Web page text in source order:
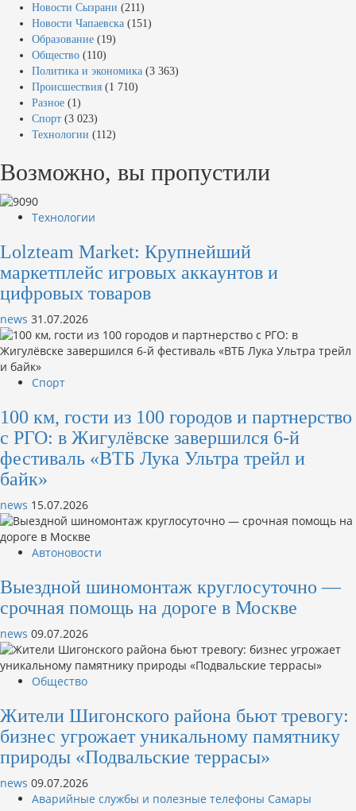
Новости Сызрани (211)
Новости Чапаевска (151)
Образование (19)
Общество (110)
Политика и экономика (3 363)
Происшествия (1 710)
Разное (1)
Спорт (3 023)
Технологии (112)
Возможно, вы пропустили
Технологии
Lolzteam Market: Крупнейший
маркетплейс игровых аккаунтов и
цифровых товаров
news 31.07.2026
Спорт
100 км, гости из 100 городов и партнерство
с РГО: в Жигулёвске завершился 6-й
фестиваль «ВТБ Лука Ультра трейл и
байк»
news 15.07.2026
Автоновости
Выездной шиномонтаж круглосуточно —
срочная помощь на дороге в Москве
news 09.07.2026
Общество
Жители Шигонского района бьют тревогу:
бизнес угрожает уникальному памятнику
природы «Подвальские террасы»
news 09.07.2026
Аварийные службы и полезные телефоны Самары